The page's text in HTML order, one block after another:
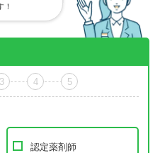
3 4 5
認定薬剤師